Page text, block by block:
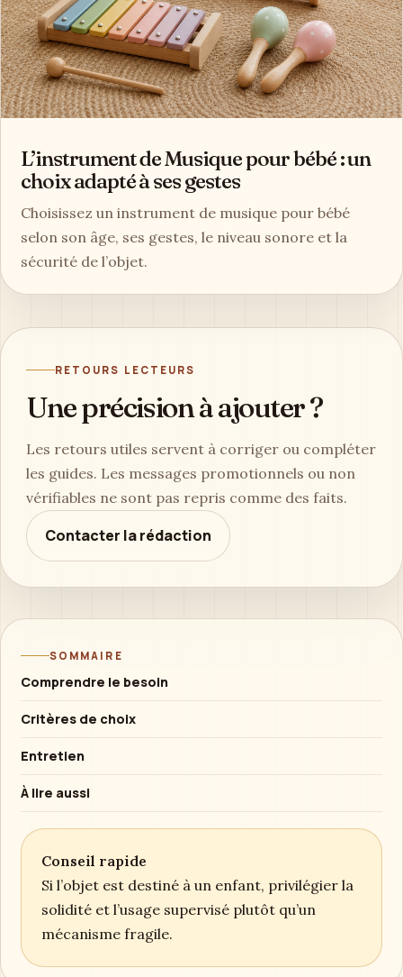
L’instrument de Musique pour bébé : un
choix adapté à ses gestes
Choisissez un instrument de musique pour bébé
selon son âge, ses gestes, le niveau sonore et la
sécurité de l’objet.
RETOURS LECTEURS
Une précision à ajouter ?
Les retours utiles servent à corriger ou compléter
les guides. Les messages promotionnels ou non
vérifiables ne sont pas repris comme des faits.
Contacter la rédaction
SOMMAIRE
Comprendre le besoin
Critères de choix
Entretien
À lire aussi
Conseil rapide
Si l’objet est destiné à un enfant, privilégier la
solidité et l’usage supervisé plutôt qu’un
mécanisme fragile.